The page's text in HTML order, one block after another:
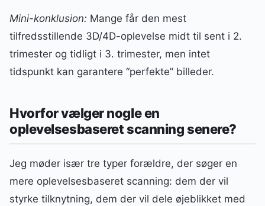
Mini-konklusion: Mange får den mest
tilfredsstillende 3D/4D-oplevelse midt til sent i 2.
trimester og tidligt i 3. trimester, men intet
tidspunkt kan garantere “perfekte” billeder.
Hvorfor vælger nogle en
oplevelsesbaseret scanning senere?
Jeg møder især tre typer forældre, der søger en
mere oplevelsesbaseret scanning: dem der vil
styrke tilknytning, dem der vil dele øjeblikket med